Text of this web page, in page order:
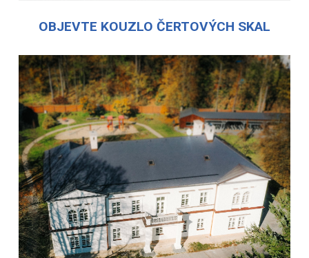
OBJEVTE KOUZLO ČERTOVÝCH SKAL